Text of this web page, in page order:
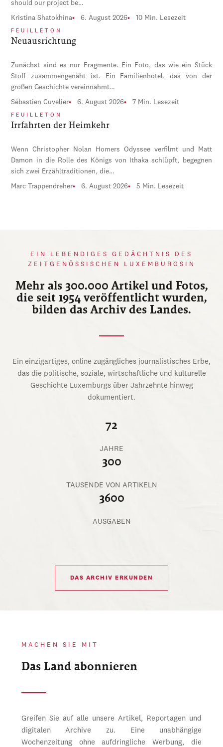
should our project be…
Kristina Shatokhina 6. August 2026 10 Min. Lesezeit
FEUILLETON
Neuausrichtung
Zunächst sind es nur Fragmente. Ein Foto, das wie ein Stück
Stoff zusammengenäht ist. Ein Familienhotel, das von der
großen Geschichte vereinnahmt…
Sébastien Cuvelier 6. August 2026 7 Min. Lesezeit
FEUILLETON
Irrfahrten der Heimkehr
Wenn Christopher Nolan Homers Odyssee verfilmt und Matt
Damon in die Rolle des Königs von Ithaka schlüpft, begegnen
sich zwei Erzähltraditionen, die…
Marc Trappendreher 6. August 2026 5 Min. Lesezeit
EIN LEBENDIGES GEDÄCHTNIS DES
ZEITGENÖSSISCHEN LUXEMBURGSIN
Mehr als 300.000 Artikel und Fotos,
die seit 1954 veröffentlicht wurden,
bilden das Archiv des Landes.
Ein einzigartiges, online zugängliches journalistisches Erbe,
das die politische, soziale, wirtschaftliche und kulturelle
Geschichte Luxemburgs über Jahrzehnte hinweg
dokumentiert.
72
JAHRE
300
TAUSENDE VON ARTIKELN
3600
AUSGABEN
DAS ARCHIV ERKUNDEN
MACHEN SIE MIT
Das Land abonnieren
Greifen Sie auf alle unsere Artikel, Reportagen und
digitalen Archive zu. Eine unabhängige
Wochenzeitung ohne aufdringliche Werbung, die